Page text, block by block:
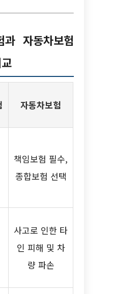
과 자동차보험
자동차보험
책임보험 필수,
종합보험 선택
사고로 인한 타
인 피해 및 차
량 파손